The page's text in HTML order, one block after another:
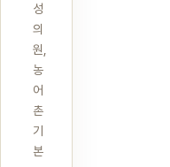
성
의
원,
농
어
촌
기
본